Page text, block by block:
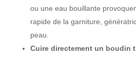
ou une eau bouillante
rapide de la garniture,
peau.
Cuire directement un boudin